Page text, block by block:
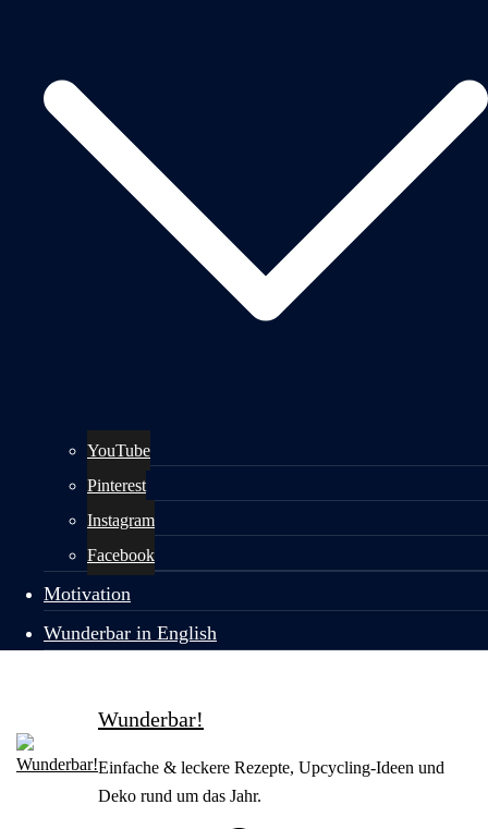
YouTube
Pinterest
Instagram
Facebook
Motivation
Wunderbar in English
Wunderbar!
Einfache & leckere Rezepte, Upcycling-Ideen und
Deko rund um das Jahr.